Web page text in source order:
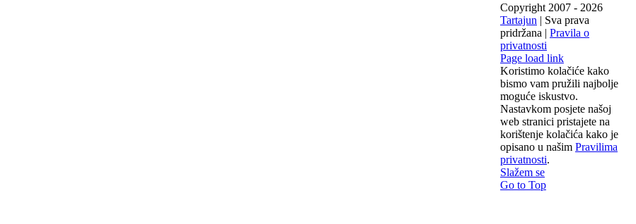
Copyright 2007 - 2026
Tartajun | Sva prava
pridržana | Pravila o
privatnosti
Page load link
Koristimo kolačiće kako
bismo vam pružili najbolje
moguće iskustvo.
Nastavkom posjete našoj
web stranici pristajete na
korištenje kolačića kako je
opisano u našim Pravilima
privatnosti.
Slažem se
Go to Top